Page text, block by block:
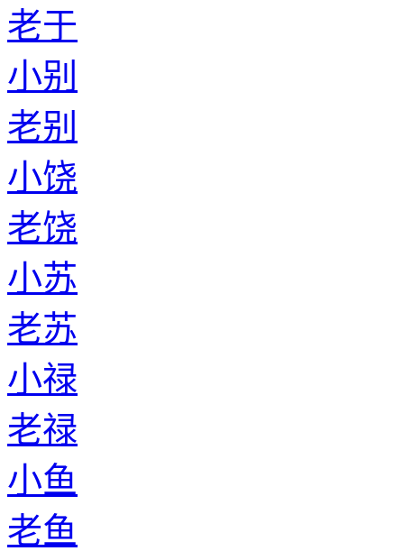
老于
小别
老别
小饶
老饶
小苏
老苏
小禄
老禄
小鱼
老鱼